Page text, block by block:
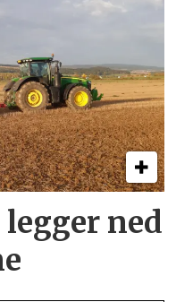
ned